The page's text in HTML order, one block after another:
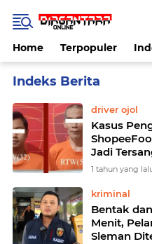
Home Terpopuler
driver ojol
Kasus
Jadi
Kronologi
1 tahun yang
kriminal
Bentak
Menit,
Sleman